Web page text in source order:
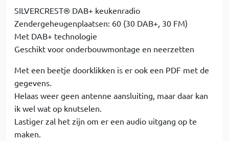
SILVERCREST® DAB+ keukenradio
Zendergeheugenplaatsen: 60 (30 DAB+, 30 FM)
Met DAB+ technologie
Geschikt voor onderbouwmontage en neerzetten
Met een beetje doorklikken is er ook een PDF met de
gegevens.
Helaas weer geen antenne aansluiting, maar daar kan
ik wel wat op knutselen.
Lastiger zal het zijn om er een audio uitgang op te
maken.